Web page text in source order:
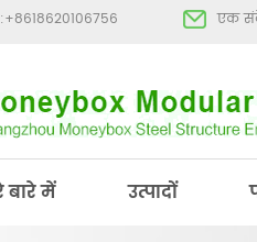
+8618620106756 एक
बारे में उत्पादों